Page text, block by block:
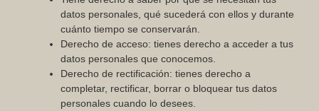
datos personales, qué sucederá con ellos y durante
cuánto tiempo se conservarán.
Derecho de acceso: tienes derecho a acceder a tus
datos personales que conocemos.
Derecho de rectificación: tienes derecho a
completar, rectificar, borrar o bloquear tus datos
personales cuando lo desees.